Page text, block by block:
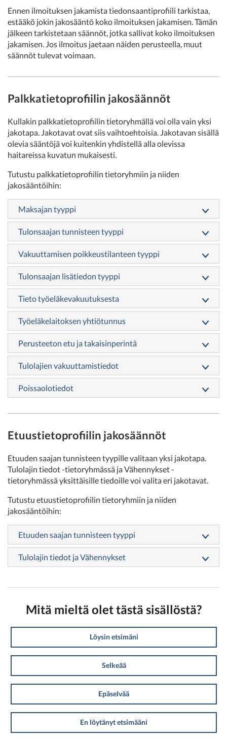
Ennen ilmoituksen jakamista tiedonsaantiprofiili tarkistaa,
estääkö jokin jakosääntö koko ilmoituksen jakamisen. Tämän
jälkeen tarkistetaan säännöt, jotka sallivat koko ilmoituksen
jakamisen. Jos ilmoitus jaetaan näiden perusteella, muut
säännöt tulevat voimaan.
Palkkatietoprofiilin jakosäännöt
Kullakin palkkatietoprofiilin tietoryhmällä voi olla vain yksi
jakotapa. Jakotavat ovat siis vaihtoehtoisia. Jakotavan sisällä
olevia sääntöjä voi kuitenkin yhdistellä alla olevissa
haitareissa kuvatun mukaisesti.
Tutustu palkkatietoprofiilin tietoryhmiin ja niiden
jakosääntöihin:
Maksajan tyyppi
Tulonsaajan tunnisteen tyyppi
Vakuuttamisen poikkeustilanteen tyyppi
Tulonsaajan lisätiedon tyyppi
Tieto työeläkevakuutuksesta
Työeläkelaitoksen yhtiötunnus
Perusteeton etu ja takaisinperintä
Tulolajien vakuuttamistiedot
Poissaolotiedot
Etuustietoprofiilin jakosäännöt
Etuuden saajan tunnisteen tyypille valitaan yksi jakotapa.
Tulolajin tiedot -tietoryhmässä ja Vähennykset -
tietoryhmässä yksittäisille tiedoille voi valita eri jakotavat.
Tutustu etuustietoprofiilin tietoryhmiin ja niiden
jakosääntöihin:
Etuuden saajan tunnisteen tyyppi
Tulolajin tiedot ja Vähennykset
Mitä mieltä olet tästä sisällöstä?
Löysin etsimäni
Selkeää
Epäselvää
En löytänyt etsimääni